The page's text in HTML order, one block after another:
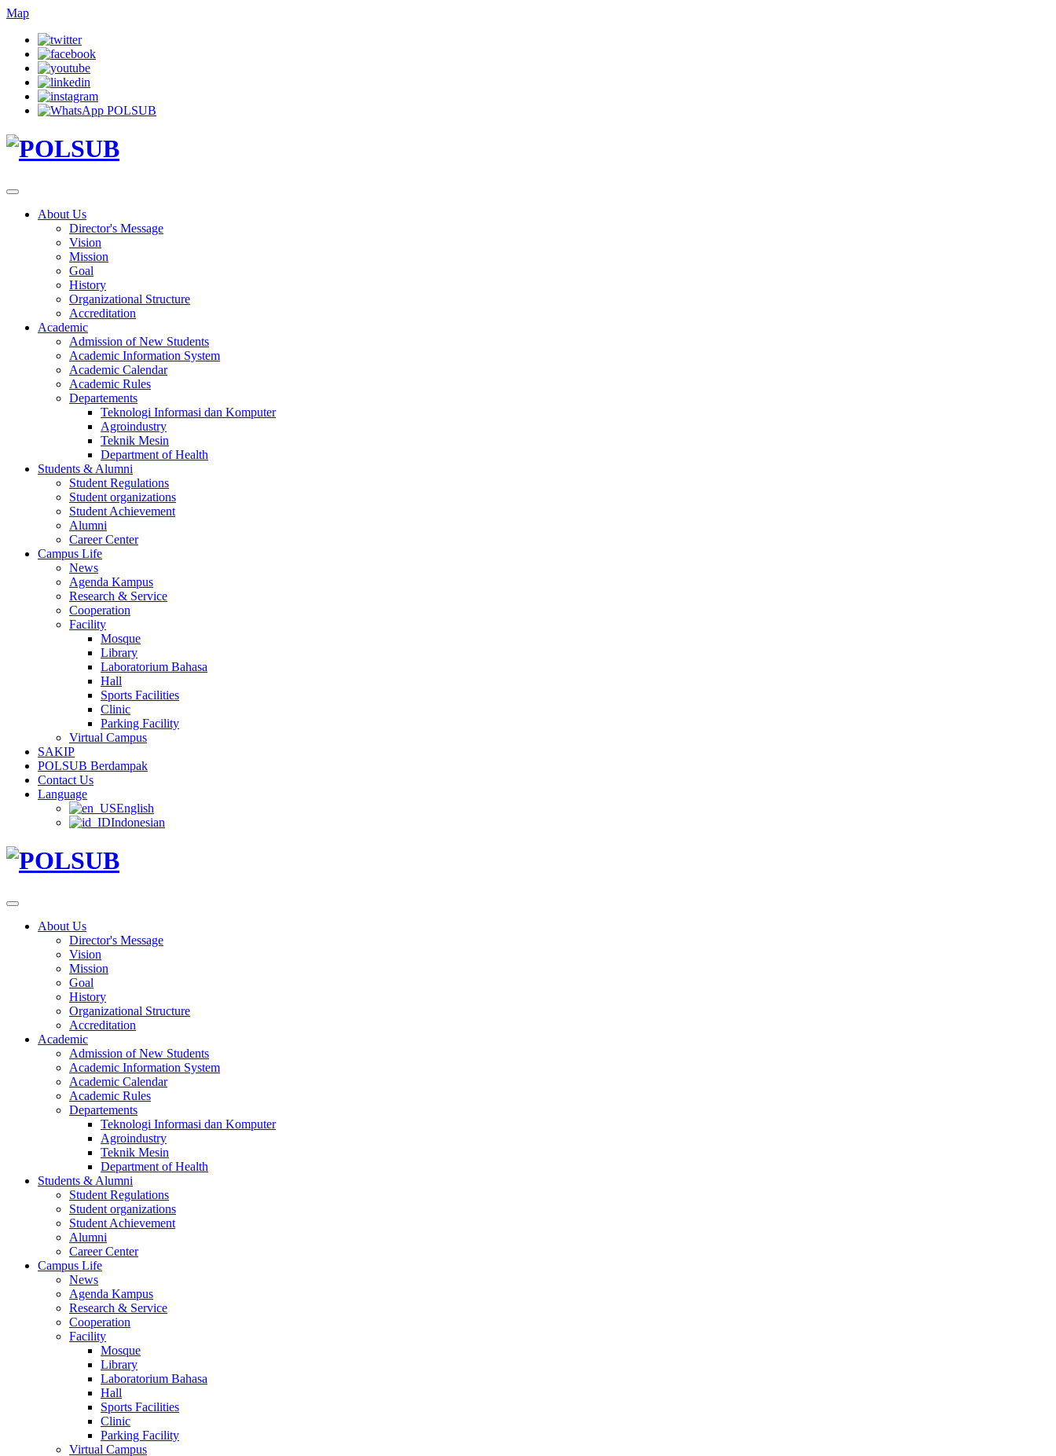
Map
About Us
Director's Message
Vision
Mission
Goal
History
Organizational Structure
Accreditation
Academic
Admission of New Students
Academic Information System
Academic Calendar
Academic Rules
Departements
Teknologi Informasi dan Komputer
Agroindustry
Teknik Mesin
Department of Health
Students & Alumni
Student Regulations
Student organizations
Student Achievement
Alumni
Career Center
Campus Life
News
Agenda Kampus
Research & Service
Cooperation
Facility
Mosque
Library
Laboratorium Bahasa
Hall
Sports Facilities
Clinic
Parking Facility
Virtual Campus
SAKIP
POLSUB Berdampak
Contact Us
Language
English
Indonesian
About Us
Director's Message
Vision
Mission
Goal
History
Organizational Structure
Accreditation
Academic
Admission of New Students
Academic Information System
Academic Calendar
Academic Rules
Departements
Teknologi Informasi dan Komputer
Agroindustry
Teknik Mesin
Department of Health
Students & Alumni
Student Regulations
Student organizations
Student Achievement
Alumni
Career Center
Campus Life
News
Agenda Kampus
Research & Service
Cooperation
Facility
Mosque
Library
Laboratorium Bahasa
Hall
Sports Facilities
Clinic
Parking Facility
Virtual Campus